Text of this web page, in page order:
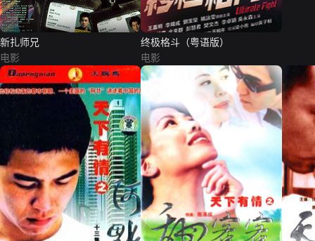
新扎师兄
电影
终极格斗（粤语版）
电影